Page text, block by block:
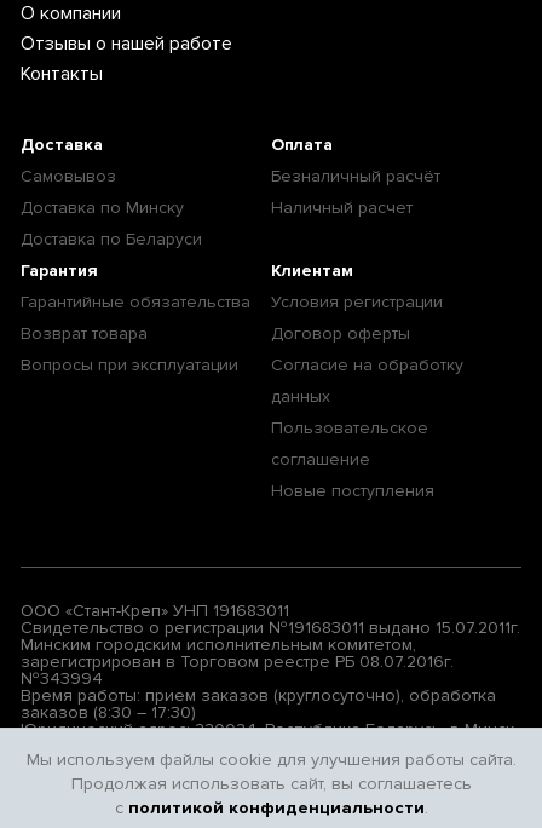
Мы используем файлы cookie для улучшения работы сайта.
Продолжая использовать сайт, вы соглашаетесь
с политикой конфиденциальности.
О компании
Отзывы о нашей работе
Контакты
Доставка
Самовывоз
Доставка по Минску
Доставка по Беларуси
Оплата
Безналичный расчёт
Наличный расчет
Гарантия
Гарантийные обязательства
Возврат товара
Вопросы при эксплуатации
Клиентам
Условия регистрации
Договор оферты
Согласие на обработку
данных
Пользовательское
соглашение
Новые поступления
ООО «Стант-Креп» УНП 191683011
Свидетельство о регистрации №191683011 выдано 15.07.2011г.
Минским городским исполнительным комитетом,
зарегистрирован в Торговом реестре РБ 08.07.2016г.
№343994
Время работы: прием заказов (круглосуточно), обработка
заказов (8:30 – 17:30)
Юридический адрес: 220024, Республика Беларусь, г. Минск,
© 2026 All rights reserved. Privacy Policy | Terms & Conditions